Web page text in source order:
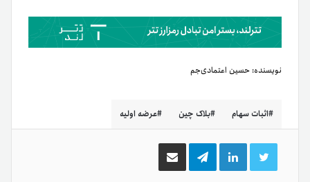
نویسنده: حسین اعتمادی‌جم
اثبات سهام بلاک چین عرضه اولیه
توییتر لینکدینتلگرام اشتراک
گذاری